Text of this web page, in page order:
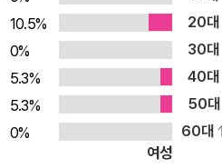
지도도 부가했다.
- ‘책을 내며’ 중에서
국 현대건축 이면에 담긴 서사를
현섭 교수는 건축을 살아있는 문화
면 그 사회의 문화가 어떻게 변화
건축은 도시의 문화적 서사를 재구
상상까지 과거-현재-미래를 오가
새겨볼 수 있는 매개체이기 때문이
10.5%
20대
0%
30대
5.3%
40대
5.3%
50대
0%
60대
여성